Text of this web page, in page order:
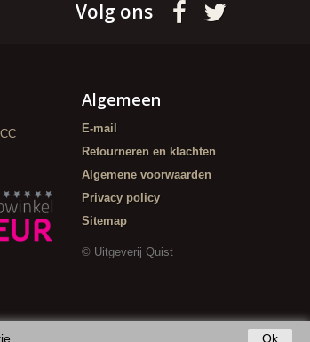
Volg ons
Algemeen
E-mail
Retourneren en klachten
Algemene voorwaarden
Privacy policy
Sitemap
© Uitgeverij Quist
Ok